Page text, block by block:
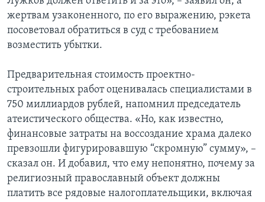
жертвам узаконенного, по его выражению, рэкета
посоветовал обратиться в суд с требованием
возместить убытки.
Предварительная стоимость проектно-
строительных работ оценивалась специалистами в
750 миллиардов рублей, напомнил председатель
атеистического общества. «Но, как известно,
финансовые затраты на воссоздание храма далеко
превзошли фигурировавшую “скромную” сумму», –
сказал он. И добавил, что ему непонятно, почему за
религиозный православный объект должны
платить все рядовые налогоплательщики, включая